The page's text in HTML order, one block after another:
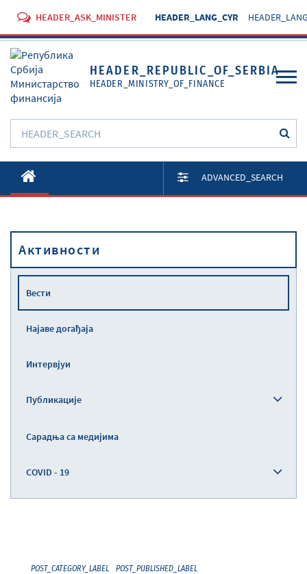
HEADER_ASK_MINISTER HEADER_LANG_CYR
HEADER_REPUBLIC_OF_SERBIA
HEADER_MINISTRY_OF_FINANCE
O Министарству
Активности
Прописи
Услуге
ADVANCED_SEARCH
Активности
Вести
Најаве догађаја
Интервјуи
Публикације
Сарадња са медијима
COVID - 19
POST_CATEGORY_LABEL POST_PUBLISHED_LABEL